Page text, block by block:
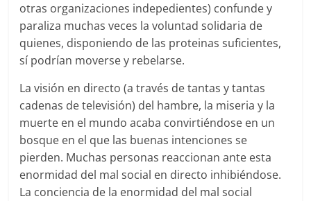
otras organizaciones indepedientes) confunde y
paraliza muchas veces la voluntad solidaria de
quienes, disponiendo de las proteinas suficientes,
sí podrían moverse y rebelarse.
La visión en directo (a través de tantas y tantas
cadenas de televisión) del hambre, la miseria y la
muerte en el mundo acaba convirtiéndose en un
bosque en el que las buenas intenciones se
pierden. Muchas personas reaccionan ante esta
enormidad del mal social en directo inhibiéndose.
La conciencia de la enormidad del mal social